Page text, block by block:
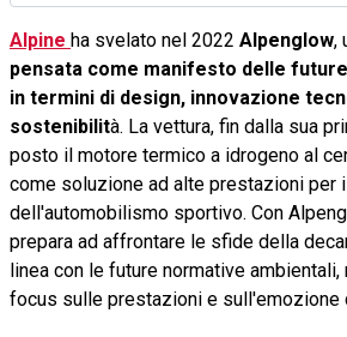
Alpine ha svelato nel 2022 Alpenglow,
pensata come manifesto delle
in termini di design, innovazione
sostenibilità. La vettura, fin dalla sua
posto il motore termico a idrogeno al
come soluzione ad alte prestazioni per
dell'automobilismo sportivo. Con
prepara ad affrontare le sfide della
linea con le future normative ambientali,
focus sulle prestazioni e sull'emozione